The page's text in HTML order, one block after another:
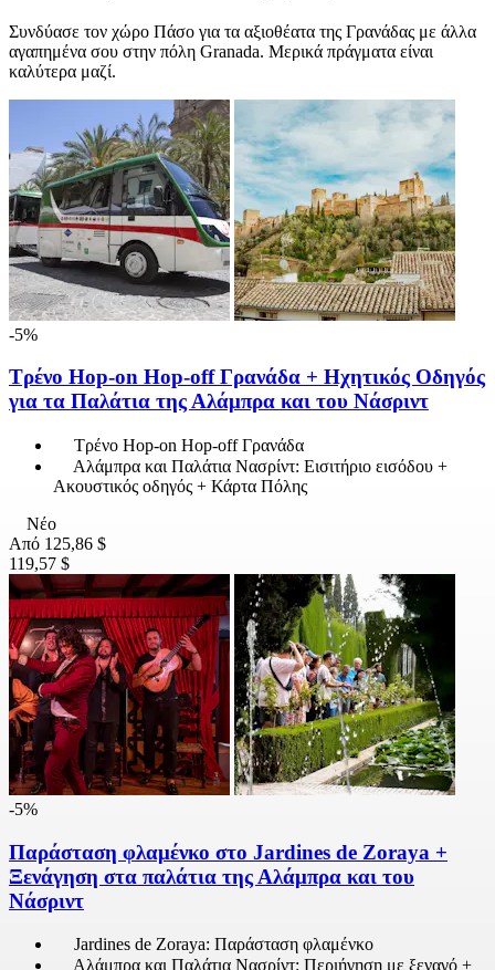
Συνδύασε τον χώρο Πάσο για τα αξιοθέατα της Γρανάδας με άλλα
αγαπημένα σου στην πόλη Granada. Μερικά πράγματα είναι
καλύτερα μαζί.
-5%
Τρένο Hop-on Hop-off Γρανάδα + Ηχητικός Οδηγός
για τα Παλάτια της Αλάμπρα και του Νάσριντ
Τρένο Hop-on Hop-off Γρανάδα
Αλάμπρα και Παλάτια Νασρίντ: Εισιτήριο εισόδου +
Ακουστικός οδηγός + Κάρτα Πόλης
Νέο
Από 125,86 $
119,57 $
-5%
Παράσταση φλαμένκο στο Jardines de Zoraya +
Ξενάγηση στα παλάτια της Αλάμπρα και του
Νάσριντ
Jardines de Zoraya: Παράσταση φλαμένκο
Αλάμπρα και Παλάτια Νασρίντ: Περιήγηση με ξεναγό +